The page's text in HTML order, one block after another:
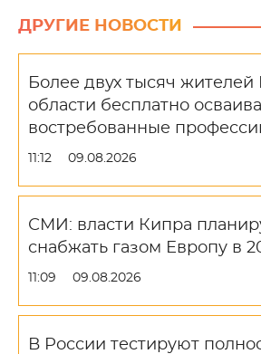
ДРУГИЕ НОВОСТИ
Более двух тысяч жителей
области бесплатно
востребованные
11:12 09.08.2026
СМИ: власти Кипра
снабжать газом Европу в
11:09 09.08.2026
В России тестируют